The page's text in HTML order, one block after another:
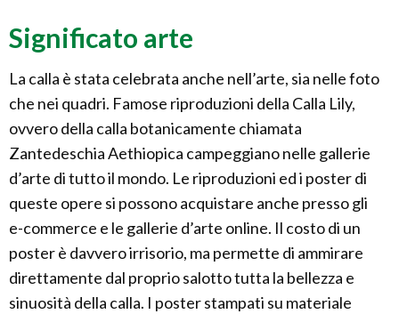
Significato arte
La calla è stata celebrata anche nell’arte, sia nelle foto
che nei quadri. Famose riproduzioni della Calla Lily,
ovvero della calla botanicamente chiamata
Zantedeschia Aethiopica campeggiano nelle gallerie
d’arte di tutto il mondo. Le riproduzioni ed i poster di
queste opere si possono acquistare anche presso gli
e-commerce e le gallerie d’arte online. Il costo di un
poster è davvero irrisorio, ma permette di ammirare
direttamente dal proprio salotto tutta la bellezza e
sinuosità della calla. I poster stampati su materiale